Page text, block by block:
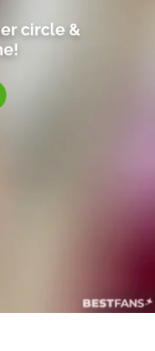
circle &